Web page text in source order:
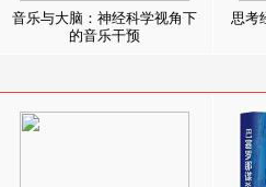
音乐与大脑：神经科学视角下
的音乐干预
思考